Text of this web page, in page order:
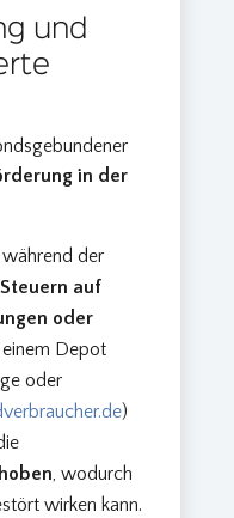
und
in der
der
auf
oder
Depot
oder
)
, wodurch
wirken kann.